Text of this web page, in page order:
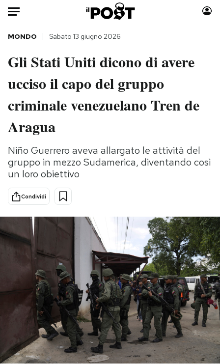
Auto
HOME
Italia
Politica
Tecnologia
Scienza
Cultura
Sport
Moda
Consumismi
Media
Europa
PODCAST
NEWSLETTER
I MIEI PREFERITI
SHOP
MONDO Sabato 13 giugno 2026
Gli Stati Uniti dicono di avere
ucciso il capo del gruppo
criminale venezuelano Tren de
Aragua
Niño Guerrero aveva allargato le attività del
gruppo in mezzo Sudamerica, diventando così
un loro obiettivo
Condividi